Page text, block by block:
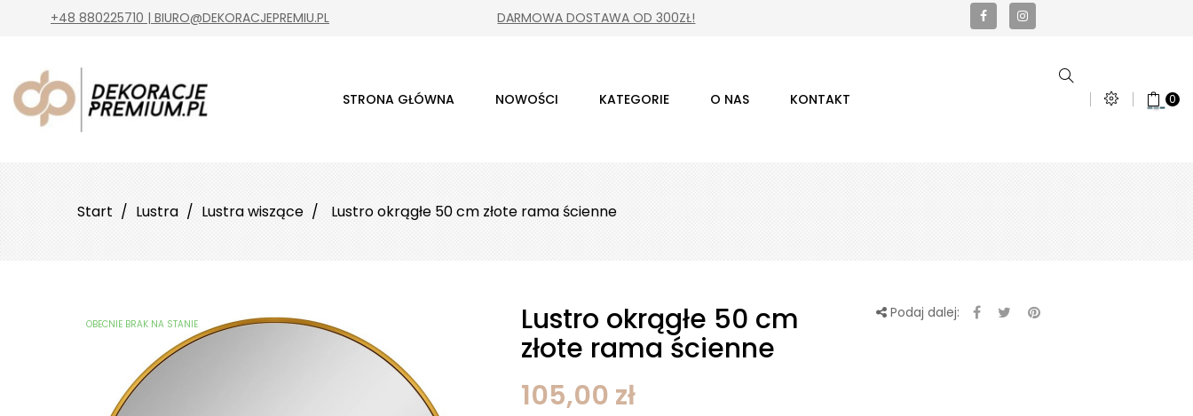
+48 880225710 | BIURO@DEKORACJEPREMIU.PL DARMOWA DOSTAWA OD 300ZŁ!
STRONA GŁÓWNA NOWOŚCI KATEGORIE O NAS KONTAKT 0
Start Lustra Lustra wiszące Lustro okrągłe 50 cm złote rama ścienne
OBECNIE BRAK NA STANIE Lustro okrągłe 50 cm
złote rama ścienne
105,00 zł
Podaj dalej: